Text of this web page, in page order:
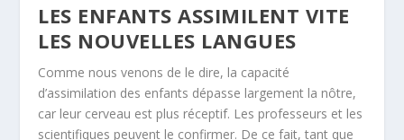
LES ENFANTS ASSIMILENT VITE
LES NOUVELLES LANGUES
Comme nous venons de le dire, la capacité
d’assimilation des enfants dépasse largement la nôtre,
car leur cerveau est plus réceptif. Les professeurs et les
scientifiques peuvent le confirmer. De ce fait, tant que